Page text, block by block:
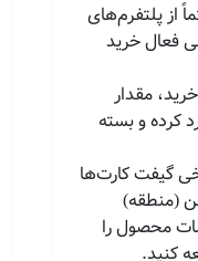
از پلتفرم‌های
فعال خرید
مقدار
کرده و بسته
گیفت کارت‌ها
(منطقه)
محصول را
کنید.